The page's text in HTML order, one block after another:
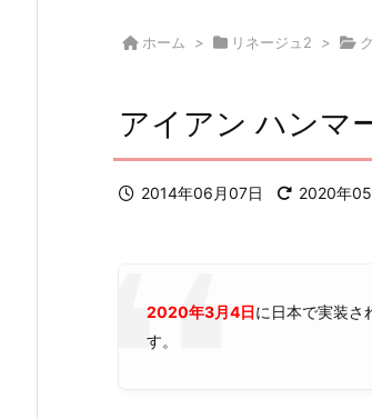
ホーム > リネージュ2 >
アイアン ハンマ
2014年06月07日 2020年
2020年3月4日に日本で実装さ
す。